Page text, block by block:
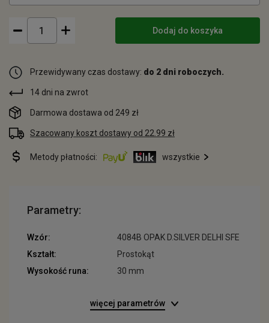
Dodaj do koszyka
Przewidywany czas dostawy: do 2 dni roboczych.
14 dni na zwrot
Darmowa dostawa od 249 zł
Szacowany koszt dostawy od 22.99 zł
Metody płatności: wszystkie
Parametry:
Wzór:
4084B OPAK D.SILVER DELHI SFE
Kształt:
Prostokąt
Wysokość runa:
30 mm
więcej parametrów